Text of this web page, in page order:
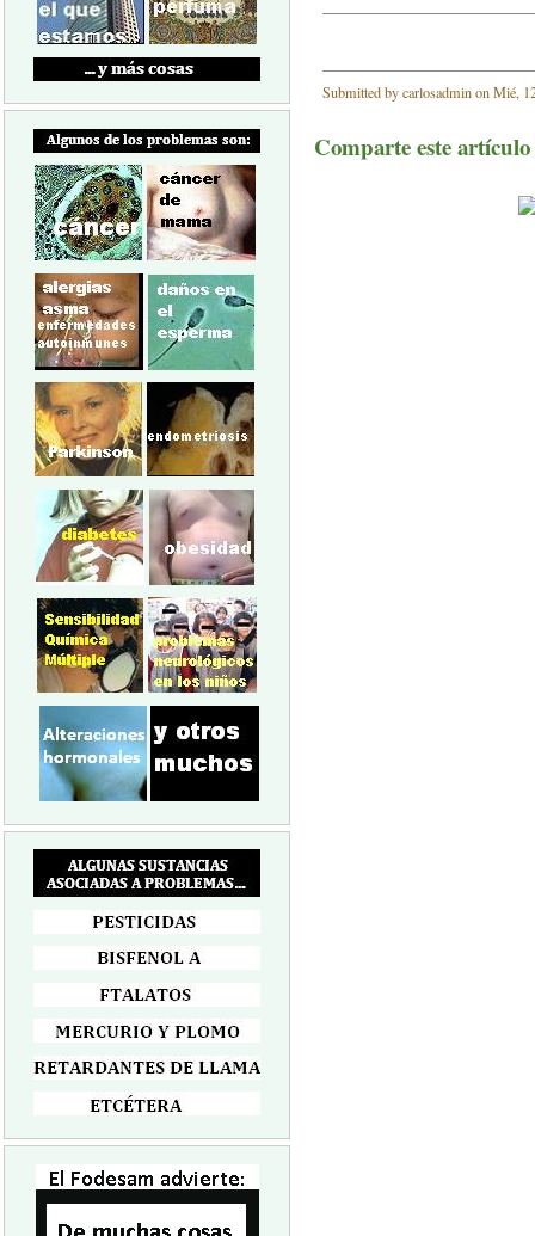
Submitted by carlosadmin on Mié,
Comparte este artículo